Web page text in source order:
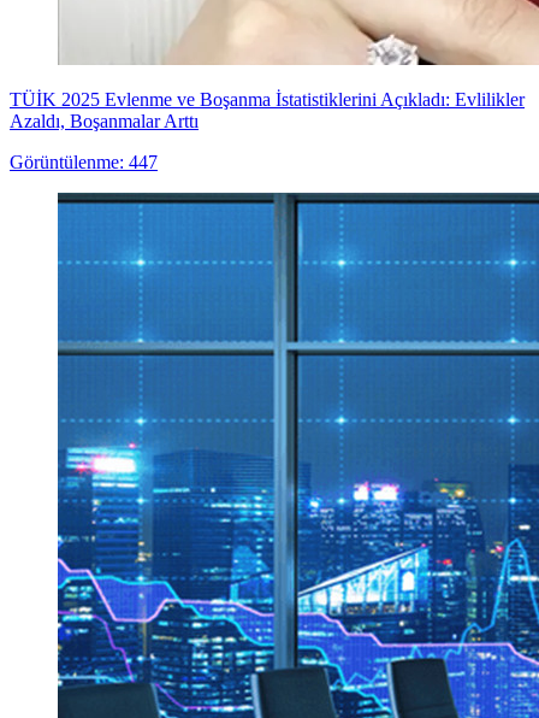
TÜİK 2025 Evlenme ve Boşanma İstatistiklerini Açıkladı: Evlilikler
Azaldı, Boşanmalar Arttı
Görüntülenme: 447